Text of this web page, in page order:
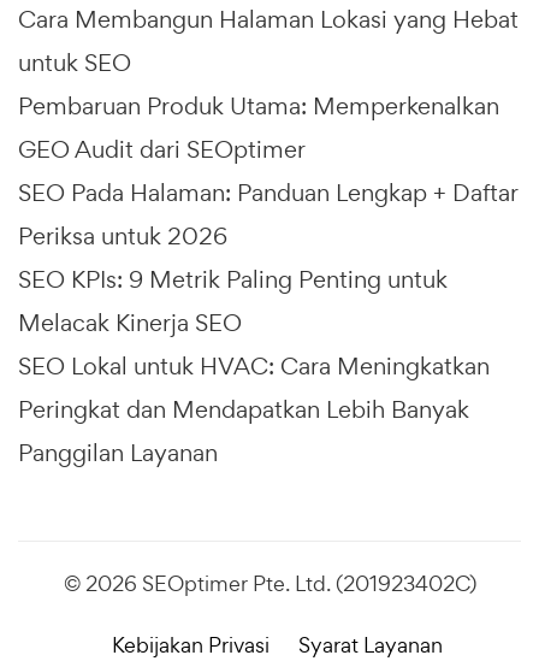
Cara Membangun Halaman Lokasi yang Hebat
untuk SEO
Pembaruan Produk Utama: Memperkenalkan
GEO Audit dari SEOptimer
SEO Pada Halaman: Panduan Lengkap + Daftar
Periksa untuk 2026
SEO KPIs: 9 Metrik Paling Penting untuk
Melacak Kinerja SEO
SEO Lokal untuk HVAC: Cara Meningkatkan
Peringkat dan Mendapatkan Lebih Banyak
Panggilan Layanan
© 2026 SEOptimer Pte. Ltd. (201923402C)
Kebijakan Privasi Syarat Layanan